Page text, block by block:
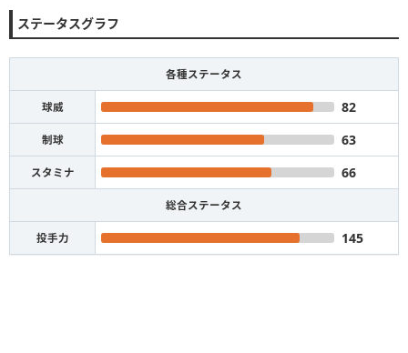
ステータスグラフ
各種ステータス
球威 82
制球 63
スタミナ 66
総合ステータス
投手力 145